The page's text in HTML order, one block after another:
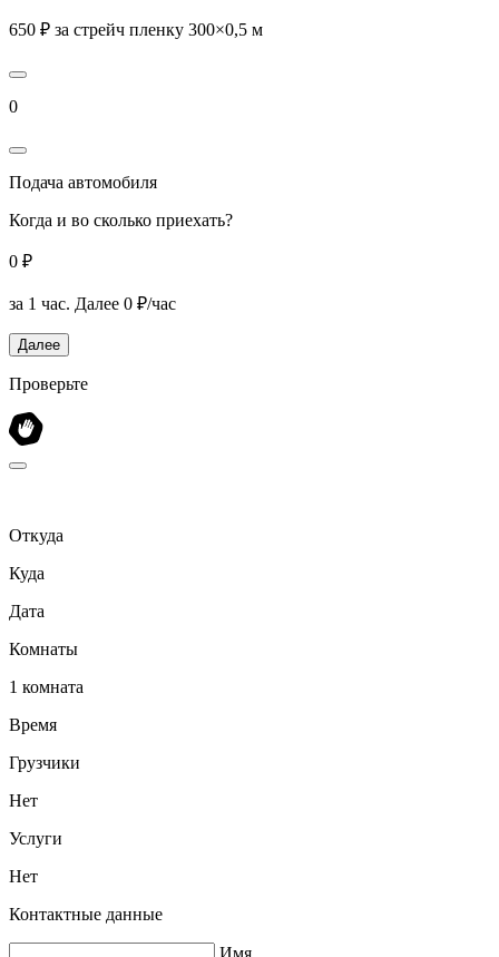
650 ₽ за стрейч пленку 300×0,5 м
0
Подача автомобиля
Когда и во сколько приехать?
0 ₽
за 1 час. Далее 0 ₽/час
Далее
Проверьте
Откуда
Куда
Дата
Комнаты
1 комната
Время
Грузчики
Нет
Услуги
Нет
Контактные данные
Имя